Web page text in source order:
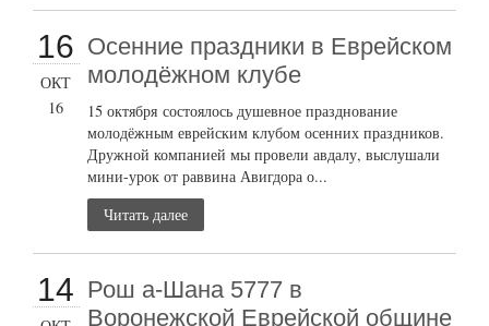
16
ОКТ
16
Осенние праздники в Еврейском
молодёжном клубе
15 октября состоялось душевное празднование
молодёжным еврейским клубом осенних праздников.
Дружной компанией мы провели авдалу, выслушали
мини-урок от раввина Авигдора о...
Читать далее
14 Рош а-Шана 5777 в
Воронежской Еврейской общине